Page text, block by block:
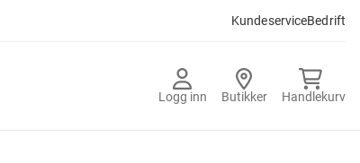
KundeserviceBedrift
Logg inn Butikker Handlekurv